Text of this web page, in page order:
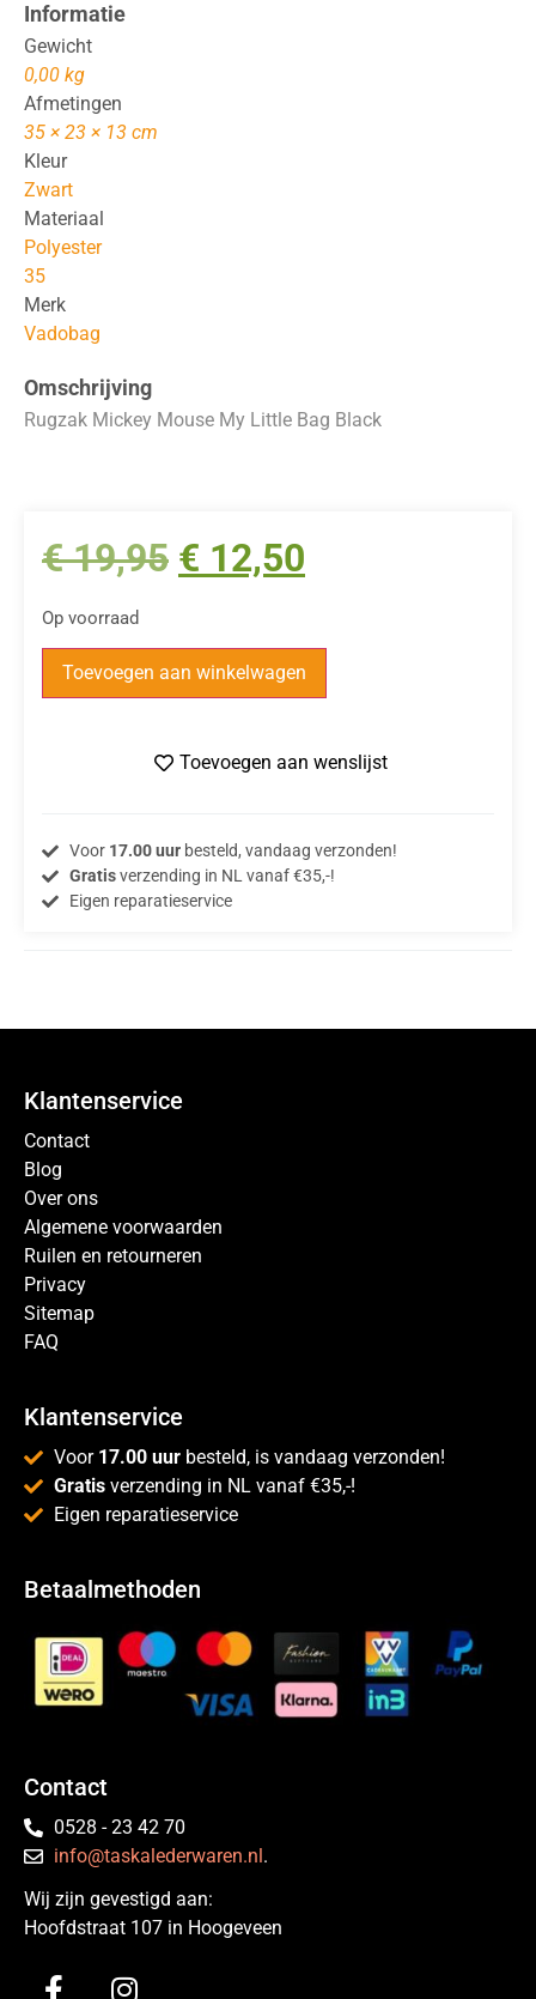
Informatie
Gewicht
0,00 kg
Afmetingen
35 × 23 × 13 cm
Kleur
Zwart
Materiaal
Polyester
35
Merk
Vadobag
Omschrijving
Rugzak Mickey Mouse My Little Bag Black
€19,95 € 12,50
Op voorraad
Toevoegen aan winkelwagen
Toevoegen aan wenslijst
Voor 17.00 uurbesteld, vandaag verzonden!
Gratisverzending in NL vanaf €35,-!
Eigen reparatieservice
Klantenservice
Contact
Blog
Over ons
Algemene voorwaarden
Ruilen en retourneren
Privacy
Sitemap
FAQ
Klantenservice
Voor 17.00 uur besteld, is vandaag verzonden!
Gratis verzending in NL vanaf €35,-!
Eigen reparatieservice
Betaalmethoden
Contact
0528 - 23 42 70
info@taskalederwaren.nl .
Wij zijn gevestigd aan:
Hoofdstraat 107 in Hoogeveen